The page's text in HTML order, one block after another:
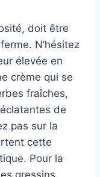
doit être
N’hésitez
élevée en
crème qui se
fraîches,
de
pas sur la
cette
Pour la